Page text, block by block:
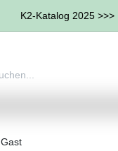
K2-Katalog 2025 >>>
Gast